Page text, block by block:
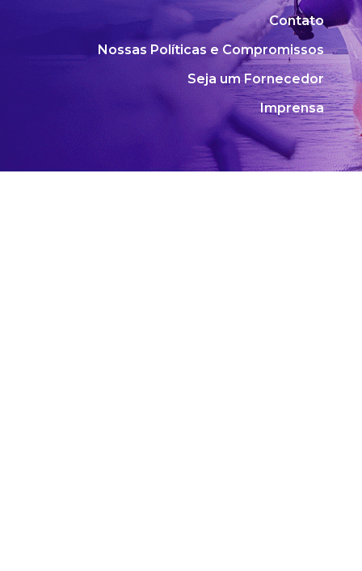
Contato
Nossas Políticas e Compromissos
Seja um Fornecedor
Imprensa